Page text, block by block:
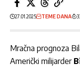
27.01.2025 TEME DANA
Mračna prognoza
Američki milijarder